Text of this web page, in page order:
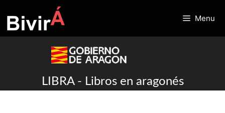
to
content
Menu
LIBRA - Libros en aragonés